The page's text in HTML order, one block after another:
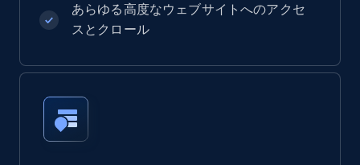
あらゆる高度なウェブサイトへのアクセ
スとクロール